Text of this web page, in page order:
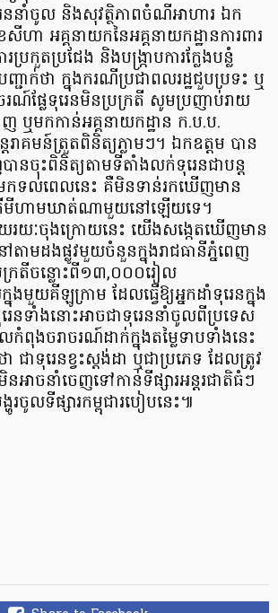
ននាំចូល និងសុវត្ថិភាពចំណីអាហារ ឯក
ា អគ្គនាយកនៃអគ្គនាយកដ្ឋានការពារ
រប្រកួតប្រជែង និងបង្ក្រាបការក្លែងបន្លំ
ជាក់ថា ក្នុងករណីប្រជាពលរដ្ឋជួបប្រទះ ឬ
ណ៍ផ្លែទុរេនមិនប្រក្រតី សូមប្រញាប់រាយ
ឬមកកាន់អគ្គនាយកដ្ឋាន ក.ប.ប.
តរាគមន៍ត្រួតពិនិត្យភ្លាមៗ។ ឯកឧត្តម បាន
បានចុះពិនិត្យតាមទីតាំងលក់ទុរេនជាបន្ត
កទល់ពេលនេះ គឺមិនទាន់រកឃើញមាន
គីមីហាមឃាត់ណាមួយនៅឡើយទេ។
រយៈចុងក្រោយនេះ យើងសង្កេតឃើញមាន
តាមដងផ្លូវមួយចំនួនក្នុងរាជធានីភ្នំពេញ
ក្រតីចន្លោះពី១៣,០០០រៀល
មួយគីឡូក្រាម ដែលធ្វើឱ្យអ្នកដាំទុរេនក្នុង
េនទាំងនោះអាចជាទុរេននាំចូលពីប្រទេស
ពុងចរាចរណ៍ដាក់ក្នុងតម្លៃទាបទាំងនេះ
ជាទុរេនខ្វះស្តង់ដា ឬជាប្រភេទ ដែលត្រូវ
អាចនាំចេញទៅកាន់ទីផ្សារអន្តរជាតិធំៗ
ចូលទីផ្សារកម្ពុជារបៀបនេះ៕